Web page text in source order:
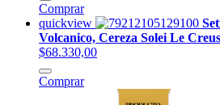
Comprar
quickview
Volcanico, Cereza Solei Le
$68.330,00
Comprar